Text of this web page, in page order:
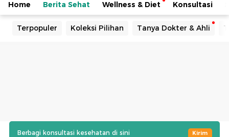
Home Berita Sehat Wellness & Diet Konsultasi
Terpopuler Koleksi Pilihan Tanya Dokter & Ahli
Berbagi konsultasi kesehatan di sini Kirim